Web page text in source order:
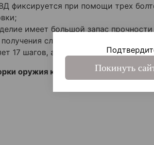
фиксируется при помощи трех
имеет большой запас
случайных травм;
17 шагов, а ее общая длина 18
оружия кронштейн SAGПокинуть